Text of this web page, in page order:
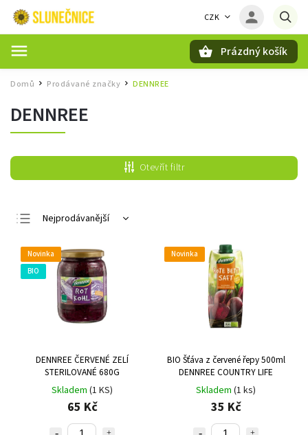
CZK
Prázdný košík
Domů / Prodávané značky / DENNREE
DENNREE
Otevřít filtr
Nejprodávanější
Nejdražší
Abecedně
Novinka
BIO
DENNREE ČERVENÉ ZELÍ
STERILOVANÉ 680G
Skladem (1 KS)
65 Kč
Novinka
BIO Šťáva z červené řepy 500ml
DENNREE COUNTRY LIFE
Skladem (1 ks)
35 Kč